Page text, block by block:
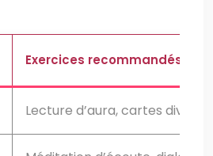
Exercices recommandés
Lecture d’aura, cartes